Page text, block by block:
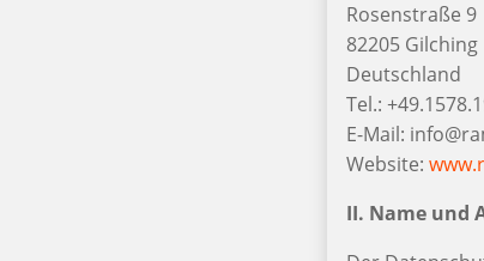
Rosenstraße 9
82205 Gilching
Deutschland
Tel.:
E-Mail:
Website:
II. Name und